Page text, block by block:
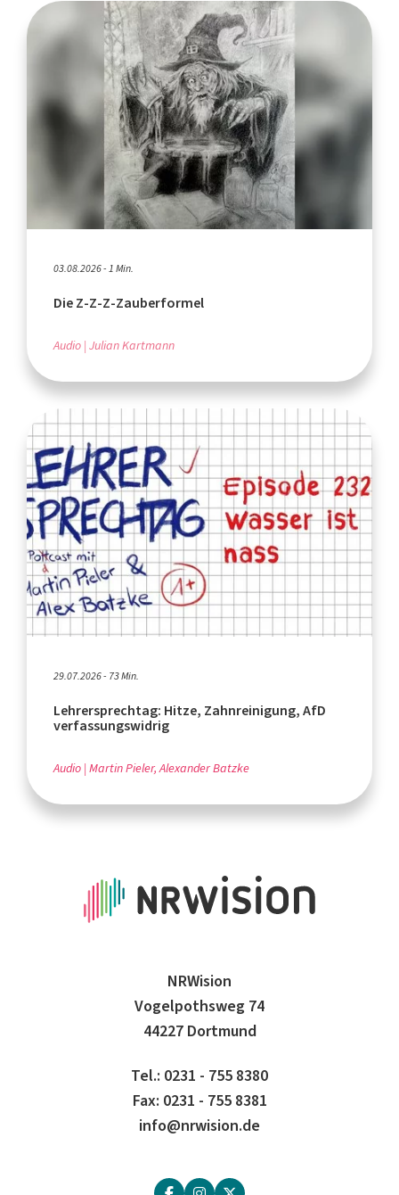
03.08.2026 - 1 Min.
Die Z-Z-Z-Zauberformel
Audio Julian Kartmann
29.07.2026 - 73 Min.
Lehrersprechtag: Hitze, Zahnreinigung, AfD
verfassungswidrig
Audio Martin Pieler, Alexander Batzke
NRWision
Vogelpothsweg 74
44227 Dortmund
Tel.: 0231 - 755 8380
Fax: 0231 - 755 8381
info@nrwision.de